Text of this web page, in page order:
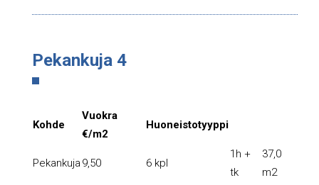
Pekankuja 4
Kohde
Vuokra
€/m2
Huoneistotyyppi
Pekankuja 9,50 6 kpl
1h +
tk
37,0
m2